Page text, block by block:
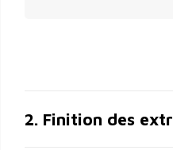
2. Finition des